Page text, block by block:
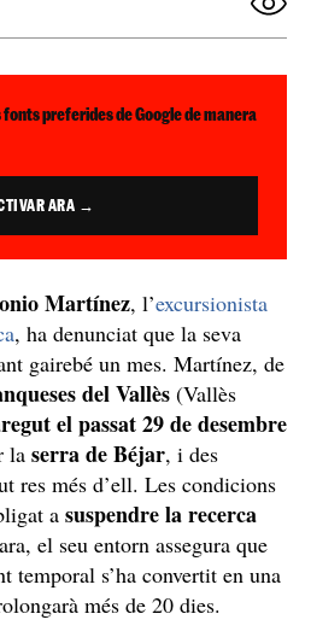
fonts preferides de Google de manera
ARA →
Martínez, l’excursionista
, ha denunciat que la seva
gairebé un mes. Martínez, de
del Vallès (Vallès
el passat 29 de desembre
la serra de Béjar, i des
res més d’ell. Les condicions
a suspendre la recerca
el seu entorn assegura que
temporal s’ha convertit en una
més de 20 dies.